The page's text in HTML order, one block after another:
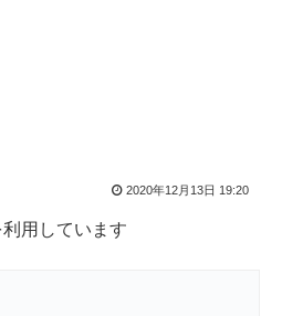
2020年12月13日 19:20
用しています